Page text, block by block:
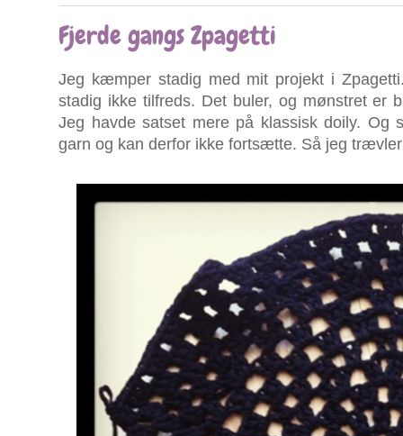
Fjerde gangs Zpagetti
Jeg kæmper stadig med mit projekt i
stadig ikke tilfreds. Det buler, og mønstret er
Jeg havde satset mere på klassisk doily.
garn og kan derfor ikke fortsætte. Så jeg